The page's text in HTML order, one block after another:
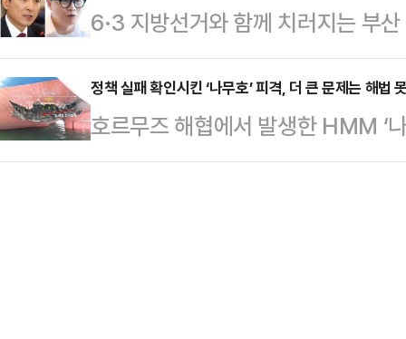
다"며 "때린 놈이 자백을 하는데도
는) 이제 …
한 가운데, 삼성전자 노조는 정부
한 폐지와 제도화 요구에는 변함이
을 열흘 앞두고 노사 간 강대강 대
마지막 분수령이 될 것이란 관측이
사는 이날부터 이틀간 …
6·3 지방선거와 함께 치러지는 부
식 후보와 무소속 한동훈 후보가 선
공방을 이어갔다.박민식 후보는 이
없이 한 달 만에 선거 나온다고 툭
북구를 개인의 무슨 출세 수단이다,
정책 실패 확인시킨 ‘나무호’ 피격, 더 큰 문제는 해법
호르무즈 해협에서 발생한 HMM ‘
한 것으로 확인됐다. 이번 사건은